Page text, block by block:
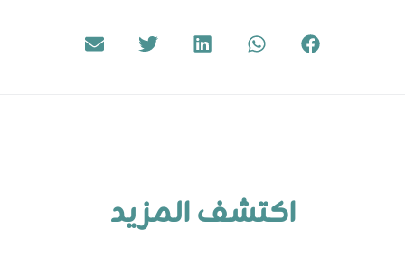
اكتشف المزيد